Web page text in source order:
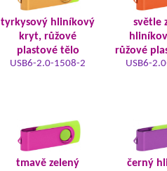
tyrkysový hliníkový
kryt, růžové
plastové tělo
USB6-2.0-1508-2
světle
růžové
USB6-
tmavě zelený
černý